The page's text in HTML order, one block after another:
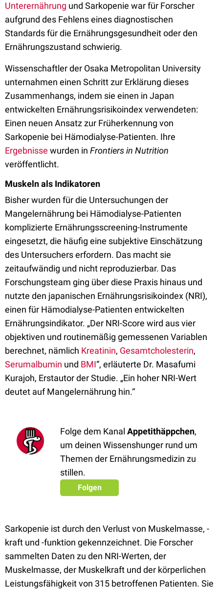
Unterernährung und Sarkopenie war für Forscher
aufgrund des Fehlens eines diagnostischen
Standards für die Ernährungsgesundheit oder den
Ernährungszustand schwierig.
Wissenschaftler der Osaka Metropolitan University
unternahmen einen Schritt zur Erklärung dieses
Zusammenhangs, indem sie einen in Japan
entwickelten Ernährungsrisikoindex verwendeten:
Einen neuen Ansatz zur Früherkennung von
Sarkopenie bei Hämodialyse-Patienten. Ihre
Ergebnisse wurden in Frontiersin Nutrition
veröffentlicht.
Muskeln als Indikatoren
Bisher wurden für die Untersuchungen der
Mangelernährung bei Hämodialyse-Patienten
komplizierte Ernährungsscreening-Instrumente
eingesetzt, die häufig eine subjektive Einschätzung
des Untersuchers erfordern. Das macht sie
zeitaufwändig und nicht reproduzierbar. Das
Forschungsteam ging über diese Praxis hinaus und
nutzte den japanischen Ernährungsrisikoindex (NRI),
einen für Hämodialyse-Patienten entwickelten
Ernährungsindikator. „Der NRI-Score wird aus vier
objektiven und routinemäßig gemessenen Variablen
berechnet, nämlich Kreatinin, Gesamtcholesterin,
Serumalbumin und BMI“, erläuterte Dr. Masafumi
Kurajoh, Erstautor der Studie. „Ein hoher NRI-Wert
deutet auf Mangelernährung hin.“
Folge dem Kanal Appetithäppchen,
um deinen Wissenshunger rund um
Themen der Ernährungsmedizin zu
stillen.
Folgen
Sarkopenie ist durch den Verlust von Muskelmasse, -
kraft und -funktion gekennzeichnet. Die Forscher
sammelten Daten zu den NRI-Werten, der
Muskelmasse, der Muskelkraft und der körperlichen
Leistungsfähigkeit von 315 betroffenen Patienten. Sie